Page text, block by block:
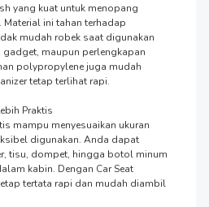
yang kuat untuk menopang
ini tahan terhadap
mudah robek saat digunakan
maupun perlengkapan
polypropylene juga mudah
tetap terlihat rapi.
Praktis
digunakan. Anda dapat
tisu, dompet, hingga botol minum
kabin. Dengan Car Seat
tertata rapi dan mudah diambil